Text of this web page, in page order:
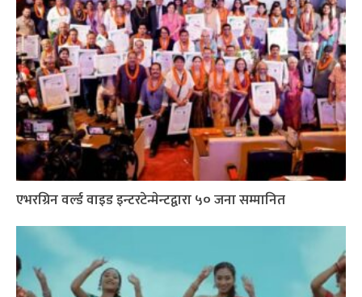
एभरग्रिन वर्ल्ड वाइड इन्टरटेन्मेन्टद्वारा ५० जना सम्मानित